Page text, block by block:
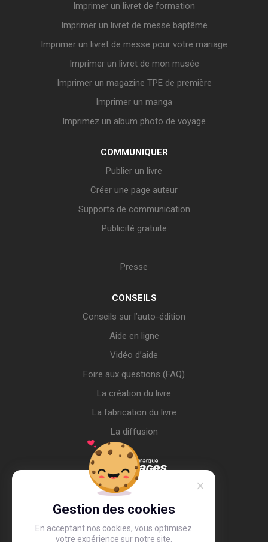
Gestion des cookies
En acceptant nos cookies, vous optimisez
votre expérience sur notre site.
Imprimer un livret de formation
Imprimer un livret de messe baptême
Imprimer un livret de messe pour votre mariage
Imprimer un livret de mon musée
Imprimer un magazine TPE de première
Imprimer un manga
Imprimez un album photo de voyage
COMMUNIQUER
Publier un livre
Créer une page auteur
Supports de communication
Publicité gratuite
Presse
CONSEILS
Conseils sur l’auto-édition
Aide en ligne
Vidéo d’aide
Foire aux questions (FAQ)
La création du livre
La fabrication du livre
La diffusion